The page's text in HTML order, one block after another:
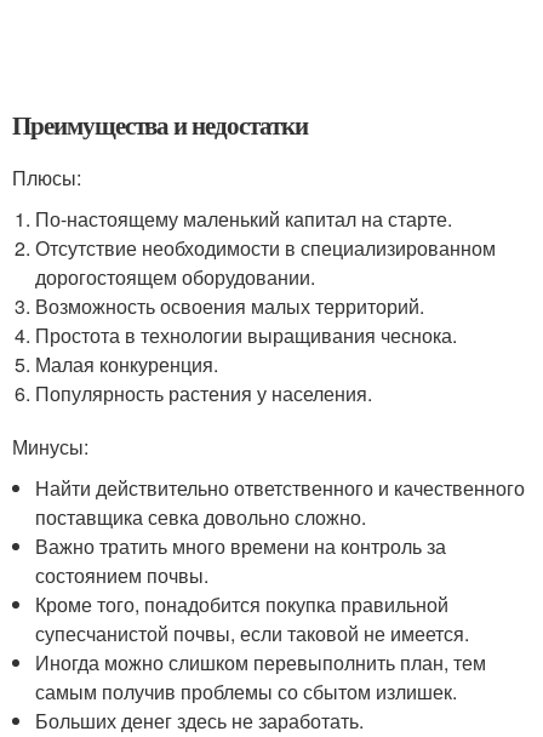
Преимущества и недостатки
Плюсы:
По-настоящему маленький капитал на старте.
Отсутствие необходимости в специализированном
дорогостоящем оборудовании.
Возможность освоения малых территорий.
Простота в технологии выращивания чеснока.
Малая конкуренция.
Популярность растения у населения.
Минусы:
Найти действительно ответственного и качественного
поставщика севка довольно сложно.
Важно тратить много времени на контроль за
состоянием почвы.
Кроме того, понадобится покупка правильной
супесчанистой почвы, если таковой не имеется.
Иногда можно слишком перевыполнить план, тем
самым получив проблемы со сбытом излишек.
Больших денег здесь не заработать.